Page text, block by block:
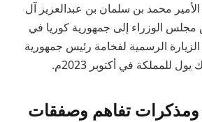
محمد بن سلمان بن عبدالعزيز آل
الوزراء إلى جمهورية كوريا في
ونتائج الزيارة الرسمية لفخامة رئيس جمهورية
للمملكة في أكتوبر 2023م.
ومذكرات تفاهم وصفقات